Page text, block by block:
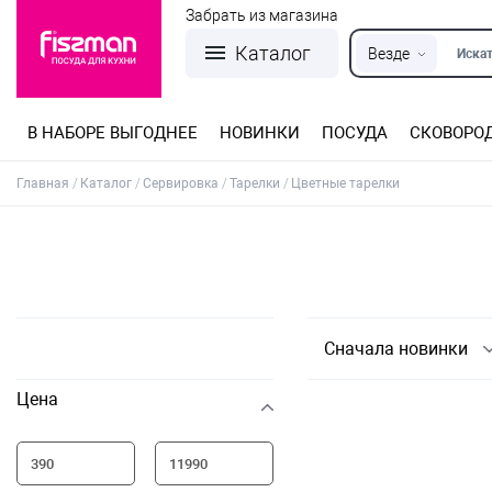
Каталог Везде
Забрать из магазина
В НАБОРЕ ВЫГОДНЕЕ НОВИНКИ ПОСУДА
Главная Каталог Сервировка Тарелки Цветные тарелки
Цена
Сначала новинки